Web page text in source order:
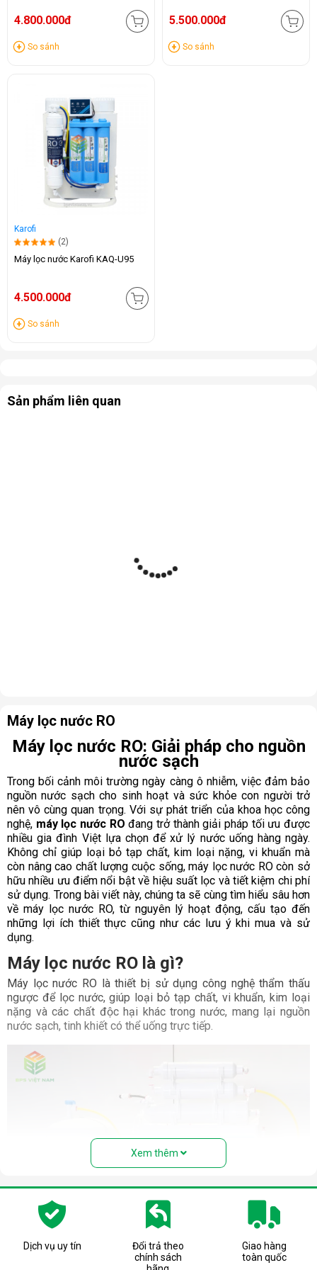
4.800.000đ
So sánh
5.500.000đ
So sánh
Karofi
(2)
Máy lọc nước Karofi KAQ-U95
4.500.000đ
So sánh
Sản phẩm liên quan
Máy lọc nước RO
Máy lọc nước RO: Giải pháp cho nguồn
nước sạch
Trong bối cảnh môi trường ngày càng ô nhiễm, việc đảm bảo
nguồn nước sạch cho sinh hoạt và sức khỏe con người trở
nên vô cùng quan trọng. Với sự phát triển của khoa học công
nghệ, máy lọc nước RO đang trở thành giải pháp tối ưu được
nhiều gia đình Việt lựa chọn để xử lý nước uống hàng ngày.
Không chỉ giúp loại bỏ tạp chất, kim loại nặng, vi khuẩn mà
còn nâng cao chất lượng cuộc sống, máy lọc nước RO còn sở
hữu nhiều ưu điểm nổi bật về hiệu suất lọc và tiết kiệm chi phí
sử dụng. Trong bài viết này, chúng ta sẽ cùng tìm hiểu sâu hơn
về máy lọc nước RO, từ nguyên lý hoạt động, cấu tạo đến
những lợi ích thiết thực cũng như các lưu ý khi mua và sử
dụng.
Máy lọc nước RO là gì?
Máy lọc nước RO là thiết bị sử dụng công nghệ thẩm thấu
ngược để lọc nước, giúp loại bỏ tạp chất, vi khuẩn, kim loại
nặng và các chất độc hại khác trong nước, mang lại nguồn
nước sạch, tinh khiết có thể uống trực tiếp.
Xem thêm
Dịch vụ uy tín
Đổi trả theo
chính sách
Giao hàng
toàn quốc